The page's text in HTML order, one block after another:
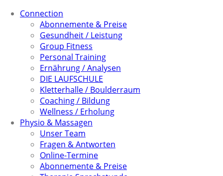
Connection
Abonnemente & Preise
Gesundheit / Leistung
Group Fitness
Personal Training
Ernährung / Analysen
DIE LAUFSCHULE
Kletterhalle / Boulderraum
Coaching / Bildung
Wellness / Erholung
Physio & Massagen
Unser Team
Fragen & Antworten
Online-Termine
Abonnemente & Preise